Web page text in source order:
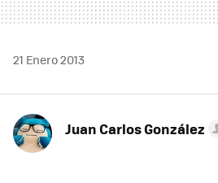
21 Enero 2013
Juan Carlos González